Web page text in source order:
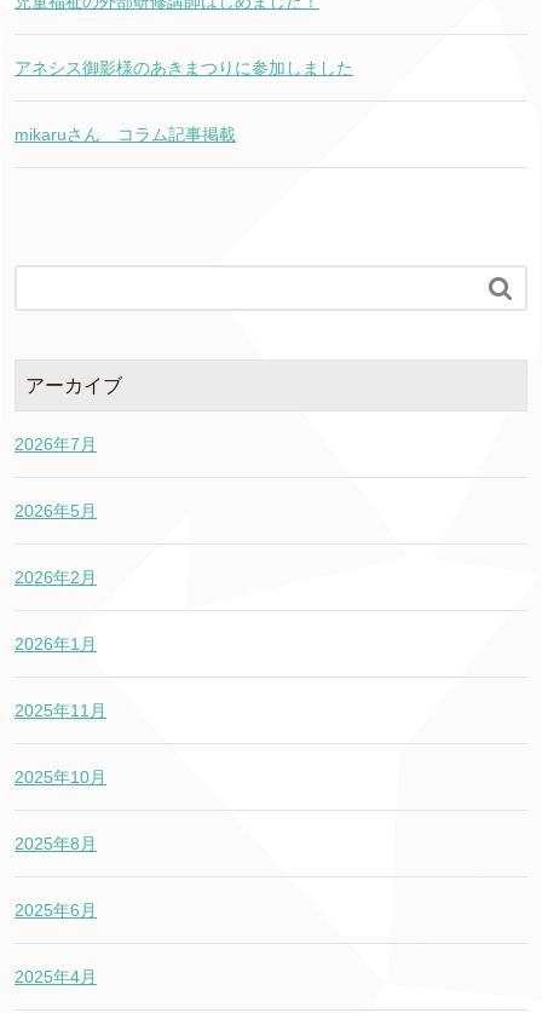
アネシス御影様のあきまつりに参加しました
mikaruさん コラム記事掲載

アーカイブ
2026年7月
2026年5月
2026年2月
2026年1月
2025年11月
2025年10月
2025年8月
2025年6月
2025年4月